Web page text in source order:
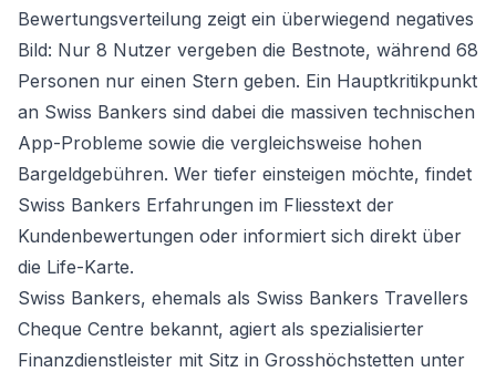
Bewertungsverteilung zeigt ein überwiegend negatives
Bild: Nur 8 Nutzer vergeben die Bestnote, während 68
Personen nur einen Stern geben. Ein Hauptkritikpunkt
an Swiss Bankers sind dabei die massiven technischen
App-Probleme sowie die vergleichsweise hohen
Bargeldgebühren. Wer tiefer einsteigen möchte, findet
Swiss Bankers Erfahrungen im Fliesstext der
Kundenbewertungen oder informiert sich direkt über
die Life-Karte.
Swiss Bankers, ehemals als Swiss Bankers Travellers
Cheque Centre bekannt, agiert als spezialisierter
Finanzdienstleister mit Sitz in Grosshöchstetten unter